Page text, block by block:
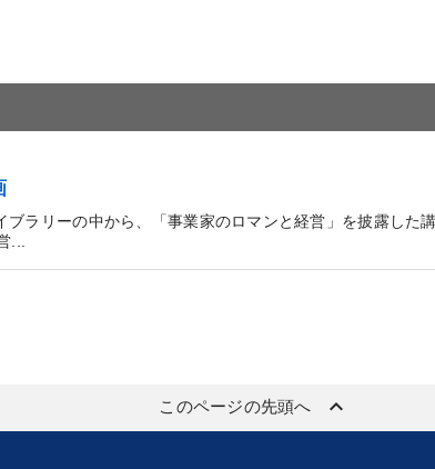
ラリーの中から、「事業家のロマンと経営」を披露した
...
このページの先頭へ keyboard_arrow_up